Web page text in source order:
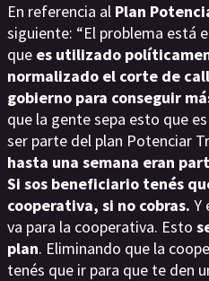
En referencia al Plan
siguiente: “El problema está
que es utilizado
normalizado el corte de
gobierno para conseguir
que la gente sepa esto que
ser parte del plan Potenciar
hasta una semana eran
Si sos beneficiario tenés
cooperativa, si no cobras. Y
va para la cooperativa. Esto
plan. Eliminando que la
tenés que ir para que te den